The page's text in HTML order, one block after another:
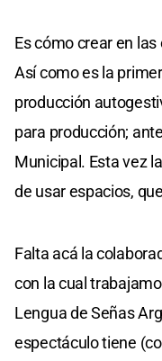
Es cómo crear en
Así como es la
producción
para producción;
Municipal. Esta vez
de usar espacios,
Falta acá la
con la cual
Lengua de Señas
espectáculo tiene